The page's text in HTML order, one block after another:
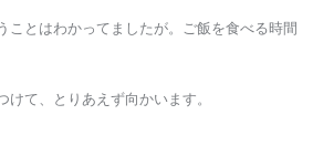
ことはわかってましたが。ご飯を食べる時間
て、とりあえず向かいます。